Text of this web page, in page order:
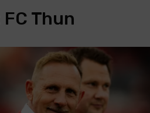
FC Thun